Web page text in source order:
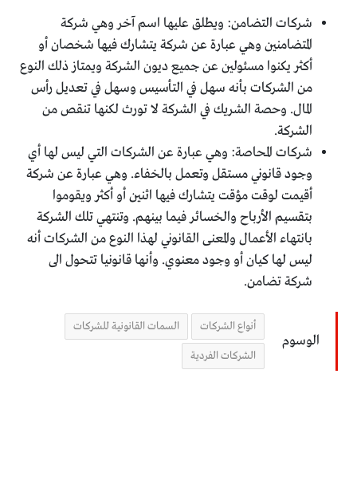
شركات التضامن: ويطلق عليها اسم آخر وهي شركة
المتضامنين وهي عبارة عن شركة يتشارك فيها شخصان أو
أكثر يكنوا مسئولين عن جميع ديون الشركة ويمتاز ذلك النوع
من الشركات بأنه سهل في التأسيس وسهل في تعديل رأس
المال. وحصة الشريك في الشركة لا تورث لكنها تنقص من
الشركة.
شركات المحاصة: وهي عبارة عن الشركات التي ليس لها أي
وجود قانوني مستقل وتعمل بالخفاء. وهي عبارة عن شركة
أقيمت لوقت مؤقت يتشارك فيها اثنين أو أكثر ويقوموا
بتقسيم الأرباح والخسائر فيما بينهم. وتنتهي تلك الشركة
بانتهاء الأعمال والمعنى القانوني لهذا النوع من الشركات أنه
ليس لها كيان أو وجود معنوي. وأنها قانونيا تتحول الى
شركة تضامن.
الوسوم
أنواع الشركات السمات القانونية للشركات
الشركات الفردية